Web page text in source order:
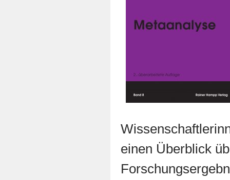
einen Überblick